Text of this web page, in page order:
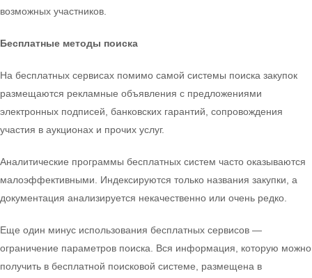
возможных участников.
Бесплатные методы поиска
На бесплатных сервисах помимо самой системы поиска закупок
размещаются рекламные объявления с предложениями
электронных подписей, банковских гарантий, сопровождения
участия в аукционах и прочих услуг.
Аналитические программы бесплатных систем часто оказываются
малоэффективными. Индексируются только названия закупки, а
документация анализируется некачественно или очень редко.
Еще один минус использования бесплатных сервисов —
ограничение параметров поиска. Вся информация, которую можно
получить в бесплатной поисковой системе, размещена в